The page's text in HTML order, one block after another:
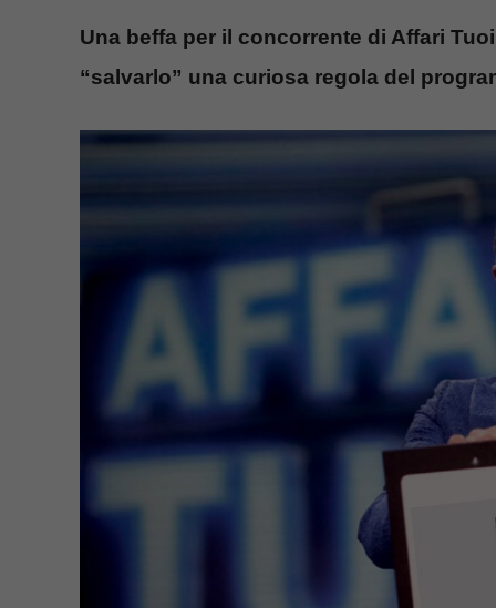
Una beffa per il concorrente di Affari
“salvarlo” una curiosa regola del